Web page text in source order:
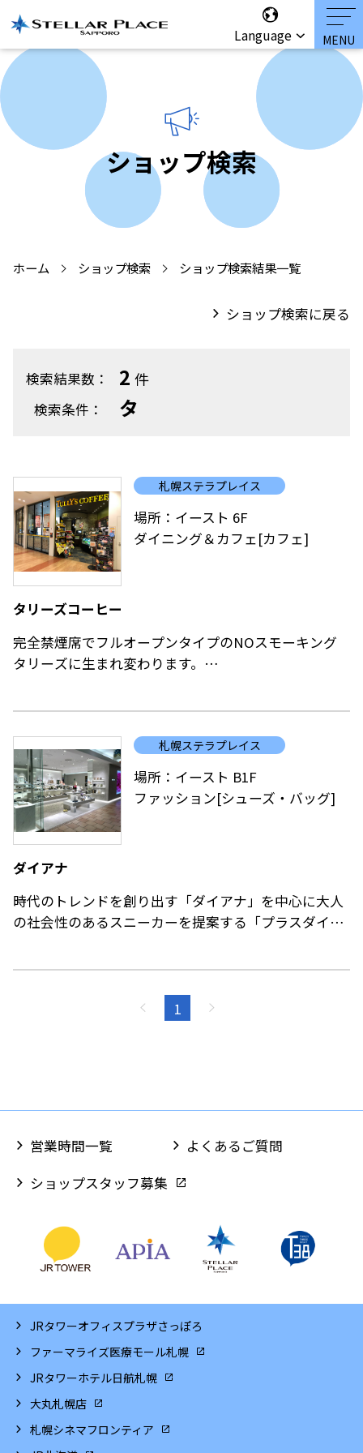
Language
ショップ検索
ホーム ショップ検索 ショップ検索結果一覧
ショップ検索に戻る
検索結果数： 2件
検索条件： タ
札幌ステラプレイス
場所：イースト 6F
ダイニング＆カフェ[カフェ]
タリーズコーヒー
完全禁煙席でフルオープンタイプのNOスモーキング
タリーズに生まれ変わります。
ティ活動のパーソナルな場所を提供します。
札幌ステラプレイス
場所：イースト B1F
ファッション[シューズ・バッグ]
ダイアナ
時代のトレンドを創り出す「ダイアナ」を中心に大人
の社会性のあるスニーカーを提案する「プラスダイア
シューズ、バッグ、小物を通じ、女性のライフスタイ
ダイアナのシューズサイズは21.5cm（XS）から
25.0cm（XL）までお取揃えしています。
1
営業時間一覧
よくあるご質問
ショップスタッフ募集
JRタワーオフィスプラザさっぽろ
ファーマライズ医療モール札幌
JRタワーホテル日航札幌
大丸札幌店
札幌シネマフロンティア